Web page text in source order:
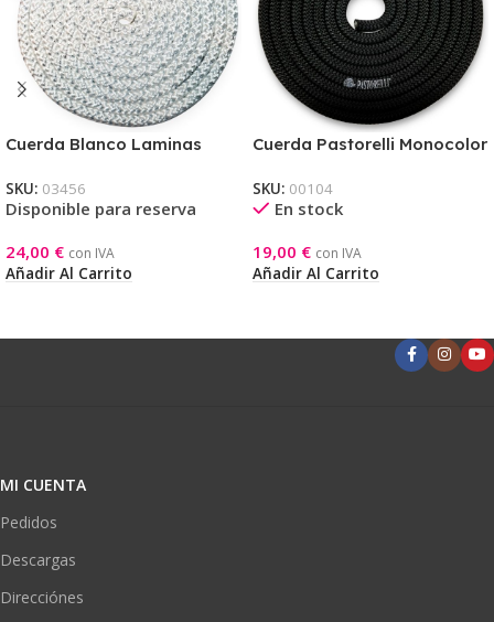
Cuerda Blanco Laminas
SKU: 03456
Disponible para reserva
24,00 € con IVA
Añadir Al Carrito
Cuerda Pastorelli Monocolor
SKU: 00104
En stock
19,00 € con IVA
Añadir Al Carrito
MI CUENTA
Pedidos
Descargas
Direcciónes